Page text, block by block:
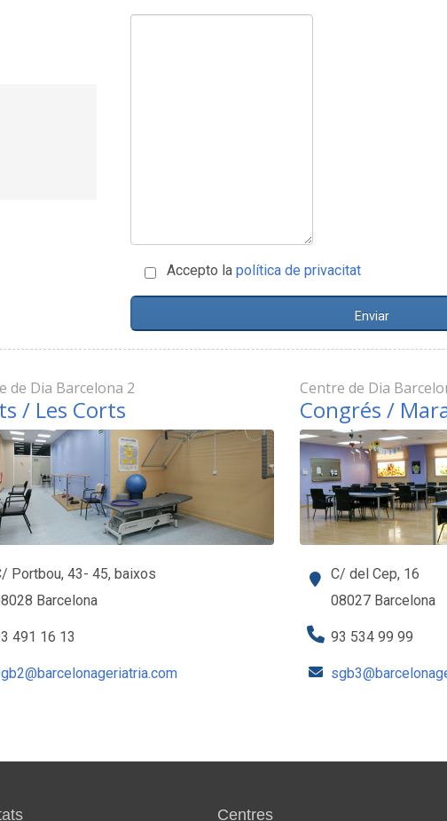
Accepto lapolítica de privacitat
de Dia Barcelona 2
/ Les Corts
Portbou, 43- 45, baixos
Barcelona
491 16 13
Centre de Dia
Congrés /
C/ del Cep, 16
08027 Barcelona
93 534 99 99
Centres